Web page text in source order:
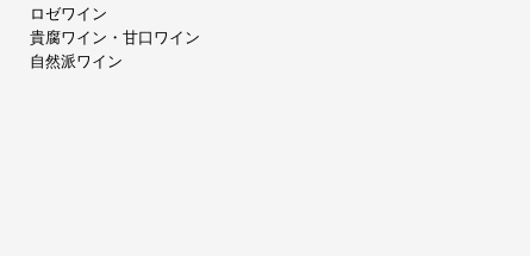
ロゼワイン
貴腐ワイン・甘口ワイン
自然派ワイン